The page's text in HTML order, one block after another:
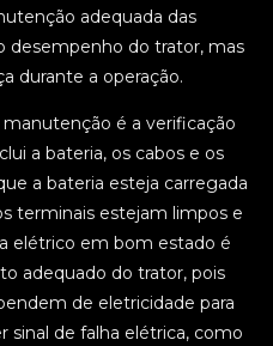
adequada das
desempenho do trator, mas
durante a operação.
é a verificação
a bateria, os cabos e os
a bateria esteja carregada
terminais estejam limpos e
elétrico em bom estado é
adequado do trator, pois
de eletricidade para
sinal de falha elétrica, como